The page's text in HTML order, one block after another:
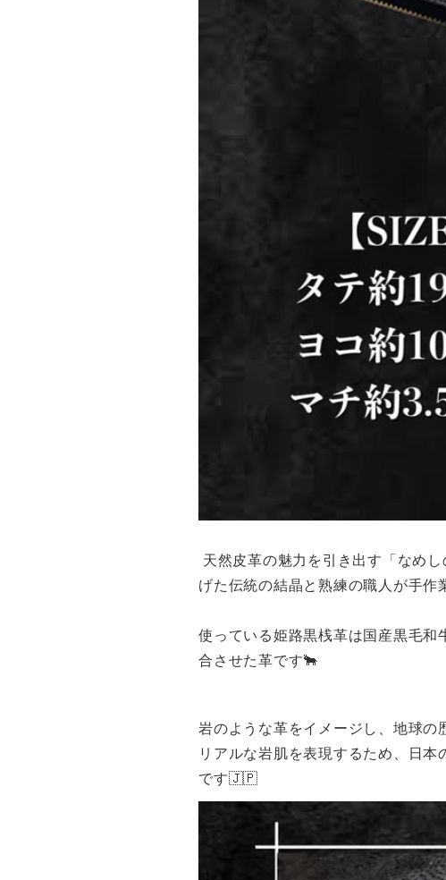
天然皮革の魅力を引き出す「なめ
げた伝統の結晶と熟練の職人が手作
使っている姫路黒桟革は国産黒毛和
合させた革です🐂
岩のような革をイメージし、地球の
リアルな岩肌を表現するため、日
です🇯🇵